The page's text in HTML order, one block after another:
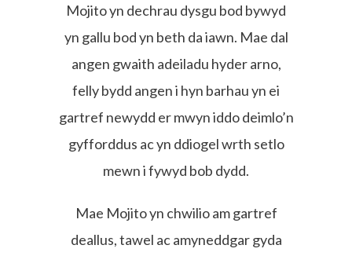
Mojito yn dechrau dysgu bod bywyd
yn gallu bod yn beth da iawn. Mae dal
angen gwaith adeiladu hyder arno,
felly bydd angen i hyn barhau yn ei
gartref newydd er mwyn iddo deimlo’n
gyfforddus ac yn ddiogel wrth setlo
mewn i fywyd bob dydd.
Mae Mojito yn chwilio am gartref
deallus, tawel ac amyneddgar gyda